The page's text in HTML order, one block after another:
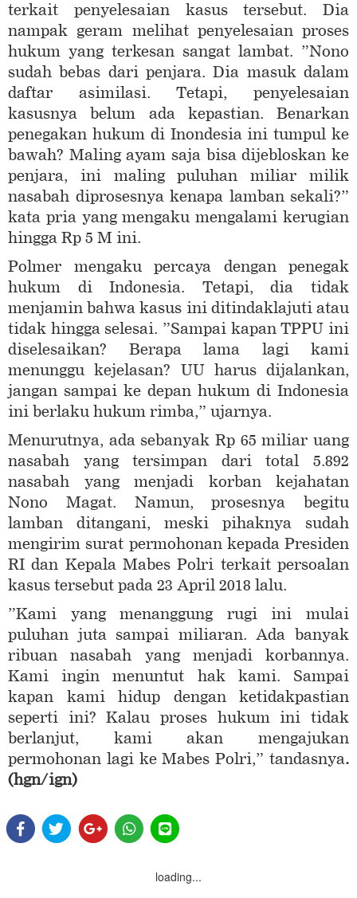
terkait penyelesaian kasus tersebut. Dia
nampak geram melihat penyelesaian proses
hukum yang terkesan sangat lambat. ”Nono
sudah bebas dari penjara. Dia masuk dalam
daftar asimilasi. Tetapi, penyelesaian
kasusnya belum ada kepastian. Benarkan
penegakan hukum di Inondesia ini tumpul ke
bawah? Maling ayam saja bisa dijebloskan ke
penjara, ini maling puluhan miliar milik
nasabah diprosesnya kenapa lamban sekali?”
kata pria yang mengaku mengalami kerugian
hingga Rp 5 M ini.
Polmer mengaku percaya dengan penegak
hukum di Indonesia. Tetapi, dia tidak
menjamin bahwa kasus ini ditindaklajuti atau
tidak hingga selesai. ”Sampai kapan TPPU ini
diselesaikan? Berapa lama lagi kami
menunggu kejelasan? UU harus dijalankan,
jangan sampai ke depan hukum di Indonesia
ini berlaku hukum rimba,” ujarnya.
Menurutnya, ada sebanyak Rp 65 miliar uang
nasabah yang tersimpan dari total 5.892
nasabah yang menjadi korban kejahatan
Nono Magat. Namun, prosesnya begitu
lamban ditangani, meski pihaknya sudah
mengirim surat permohonan kepada Presiden
RI dan Kepala Mabes Polri terkait persoalan
kasus tersebut pada 23 April 2018 lalu.
”Kami yang menanggung rugi ini mulai
puluhan juta sampai miliaran. Ada banyak
ribuan nasabah yang menjadi korbannya.
Kami ingin menuntut hak kami. Sampai
kapan kami hidup dengan ketidakpastian
seperti ini? Kalau proses hukum ini tidak
berlanjut, kami akan mengajukan
permohonan lagi ke Mabes Polri,” tandasnya.
(hgn/ign)
loading...